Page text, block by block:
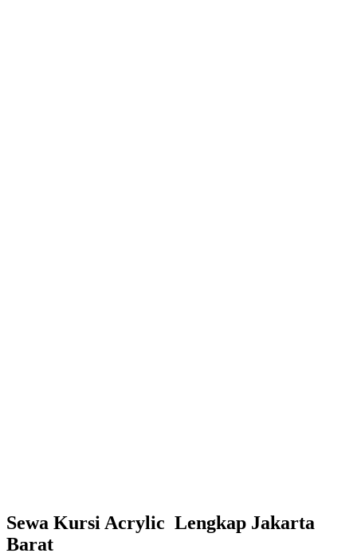
Sewa Kursi Acrylic Lengkap Jakarta
Barat